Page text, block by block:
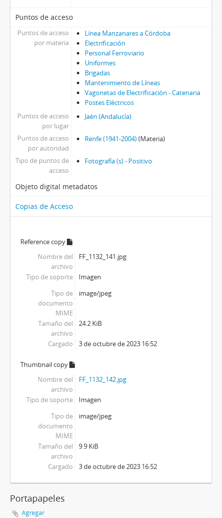
Puntos de acceso
Puntos de acceso
por materia
Línea Manzanares a Córdoba
Electrificación
Personal Ferroviario
Uniformes
Brigadas
Mantenimiento de Líneas
Vagonetas de Electrificación - Catenaria
Postes Eléctricos
Puntos de acceso
por lugar
Jaén (Andalucía)
Puntos de acceso
por autoridad
Renfe (1941-2004)(Materia)
Tipo de puntos de
acceso
Fotografía (s) - Positivo
Objeto digital metadatos
Copias de Acceso
Reference copy
Nombre del
archivo
FF_1132_141.jpg
Tipo de soporte
Imagen
Tipo de
documento
MIME
image/jpeg
Tamaño del
archivo
24.2 KiB
Cargado 3 de octubre de 2023 16:52
Thumbnail copy
Nombre del
archivo
FF_1132_142.jpg
Tipo de soporte
Imagen
Tipo de
documento
MIME
image/jpeg
Tamaño del
archivo
9.9 KiB
Cargado 3 de octubre de 2023 16:52
Portapapeles
Agregar